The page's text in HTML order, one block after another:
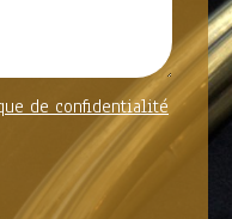
de confidentialité